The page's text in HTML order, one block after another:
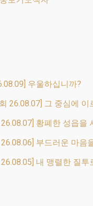
우울하십니까?
26.08.07] 그 중심에 이
내 맹렬한 질투